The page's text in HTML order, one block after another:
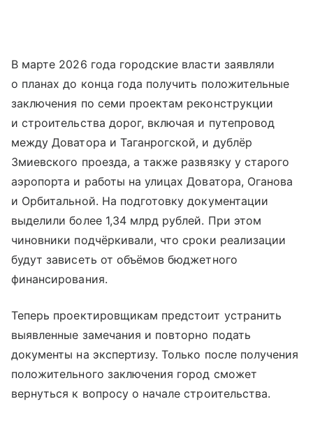
В марте 2026 года городские власти заявляли
о планах до конца года получить положительные
заключения по семи проектам реконструкции
и строительства дорог, включая и путепровод
между Доватора и Таганрогской, и дублёр
Змиевского проезда, а также развязку у старого
аэропорта и работы на улицах Доватора, Оганова
и Орбитальной. На подготовку документации
выделили более 1,34 млрд рублей. При этом
чиновники подчёркивали, что сроки реализации
будут зависеть от объёмов бюджетного
финансирования.
Теперь проектировщикам предстоит устранить
выявленные замечания и повторно подать
документы на экспертизу. Только после получения
положительного заключения город сможет
вернуться к вопросу о начале строительства.